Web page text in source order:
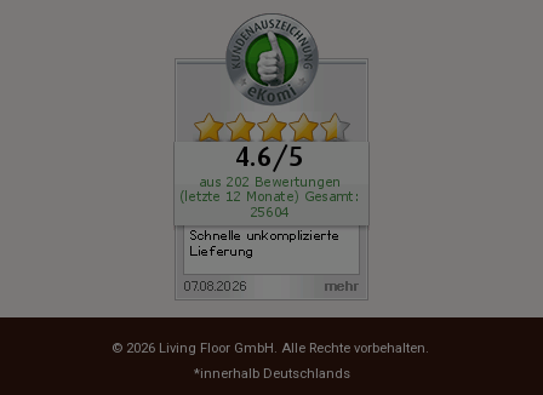
© 2026 Living Floor GmbH . Alle Rechte vorbehalten.
*innerhalb Deutschlands